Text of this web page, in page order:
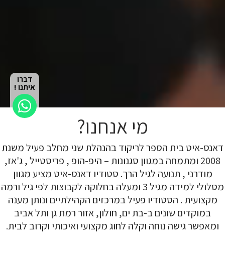
דברו
איתנו !
מי אנחנו?
דאנס-איט בית הספר לריקוד בהנהלת שני מחלב פעיל משנת
2008 ומתמחה במגוון סגנונות – היפ-הופ , פריסטייל , ג'אז,
מודרני , תנועה לגיל הרך. סטודיו דאנס-איט מציע מגוון
מסלולי למידה מגיל 3 ומעלה בחלוקה לקבוצות לפי גיל ורמה
מקצועית . הסטודיו פעיל במרכזים הקהילתיים ונותן מענה
במוקדים שונים ב-בת ים, חולון, אזור רמת גן ותל אביב
ומאפשר גישה נוחה וקלה לחוג מקצועי ואיכותי וקרוב לבית.